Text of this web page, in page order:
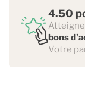
4.50
bons
Votre